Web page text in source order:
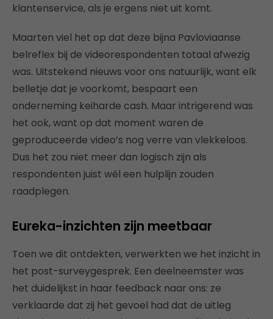
klantenservice, als je ergens niet uit komt.
Maarten viel het op dat deze bijna Pavloviaanse
belreflex bij de videorespondenten totaal afwezig
was. Uitstekend nieuws voor ons natuurlijk, want elk
belletje dat je voorkomt, bespaart een
onderneming keiharde cash. Maar intrigerend was
het ook, want op dat moment waren de
geproduceerde video’s nog verre van vlekkeloos.
Dus het zou niet meer dan logisch zijn als
respondenten juist wél een hulplijn zouden
raadplegen.
Eureka-inzichten zijn meetbaar
Toen we dit ontdekten, verwerkten we het inzicht in
het post-surveygesprek. Een deelneemster was
het duidelijkst in haar feedback naar ons: ze
verklaarde dat zij het gevoel had dat de uitleg